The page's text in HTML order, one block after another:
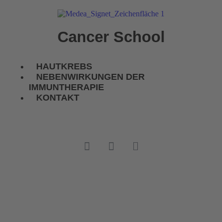
Cancer School
HAUTKREBS
NEBENWIRKUNGEN DER
IMMUNTHERAPIE
KONTAKT